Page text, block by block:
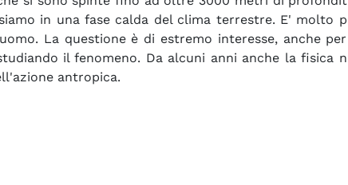
in una fase calda del clima terrestre. E' molto
La questione è di estremo interesse, anche
il fenomeno. Da alcuni anni anche la
antropica.